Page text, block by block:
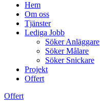
Hem
Om oss
Tjänster
Lediga Jobb
Söker Anläggare
Söker Målare
Söker Snickare
Projekt
Offert
Offert